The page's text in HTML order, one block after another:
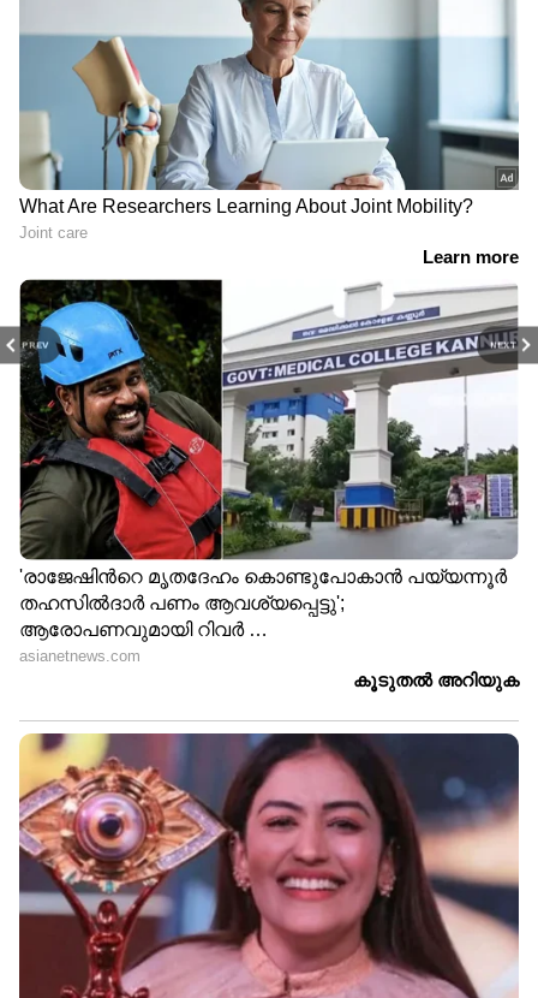
PREV NEXT